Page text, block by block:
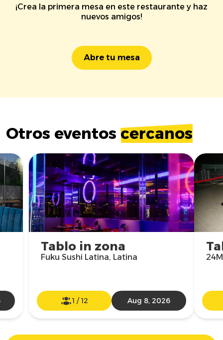
¡Crea la primera mesa en este restaurante y haz
nuevos amigos!
Abre tu mesa
Otros eventos cercanos
Tablo in zona
Fuku Sushi Latina, Latina
1 /12 Aug 8, 2026